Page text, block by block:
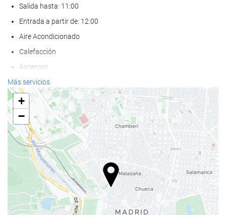
Salida hasta: 11:00
Entrada a partir de: 12:00
Aire Acondicionado
Calefacción
Ascensor
Habitaciones No fumadores
Hotel no fumadores
Habitaciones insonorizadas
No admite mascotas
Acceso a Internet
WiFi disponible en todas las zonas
Wifi gratis
Más servicios
+
−